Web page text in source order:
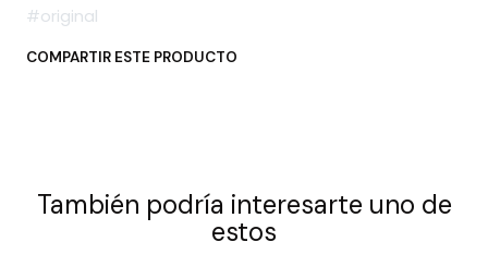
#original
COMPARTIR ESTE PRODUCTO
También podría interesarte uno de
estos